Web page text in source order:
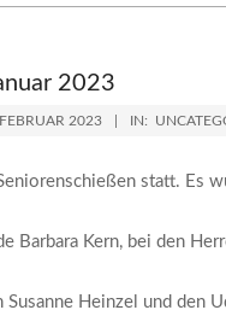
2023
2023 IN:
statt. Es
Barbara Kern, bei den
Heinzel und den